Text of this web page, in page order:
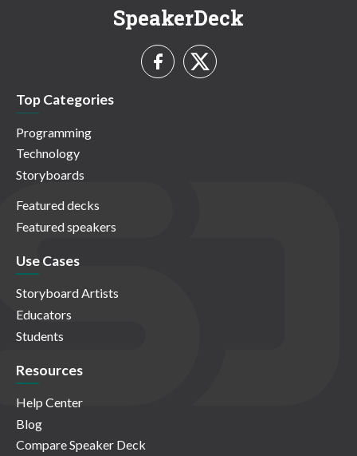
SpeakerDeck
Top Categories
Programming
Technology
Storyboards
Featured decks
Featured speakers
Use Cases
Storyboard Artists
Educators
Students
Resources
Help Center
Blog
Compare Speaker Deck